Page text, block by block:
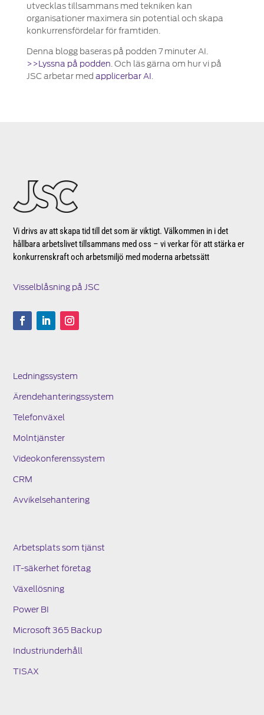
utvecklas tillsammans med tekniken kan
organisationer maximera sin potential och skapa
konkurrensfördelar för framtiden.
Denna blogg baseras på podden 7 minuter AI.
>>Lyssna på podden . Och läs gärna om hur vi på
JSC arbetar med applicerbar AI
Vi drivs av att skapa tid till det som är viktigt. Välkommen in i det
hållbara arbetslivet tillsammans med oss – vi verkar för att stärka er
konkurrenskraft och arbetsmiljö med moderna arbetssätt
Visselblåsning på JSC
Ledningssystem
Ärendehanteringssystem
Telefonväxel
Molntjänster
Videokonferenssystem
CRM
Avvikelsehantering
Arbetsplats som tjänst
IT-säkerhet företag
Växellösning
Power BI
Microsoft 365 Backup
Industriunderhåll
TISAX